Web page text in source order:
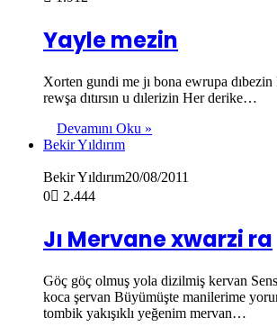
Yayle mezin
Xorten gundi me jı bona ewrupa
rewşa dıtırsın u dılerizin Her derike…
Devamını Oku »
Bekir Yıldırım
Bekir Yıldırım20/08/2011
0
2.444
Jı Mervane xwarzi ra
Göç göç olmuş yola dizilmiş kervan
koca şervan Büyümüşte manilerime
tombik yakışıklı yeğenim mervan…